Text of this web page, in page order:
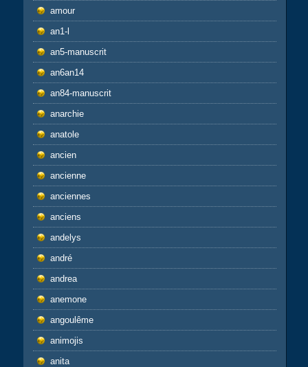
amour
an1-l
an5-manuscrit
an6an14
an84-manuscrit
anarchie
anatole
ancien
ancienne
anciennes
anciens
andelys
andré
andrea
anemone
angoulême
animojis
anita